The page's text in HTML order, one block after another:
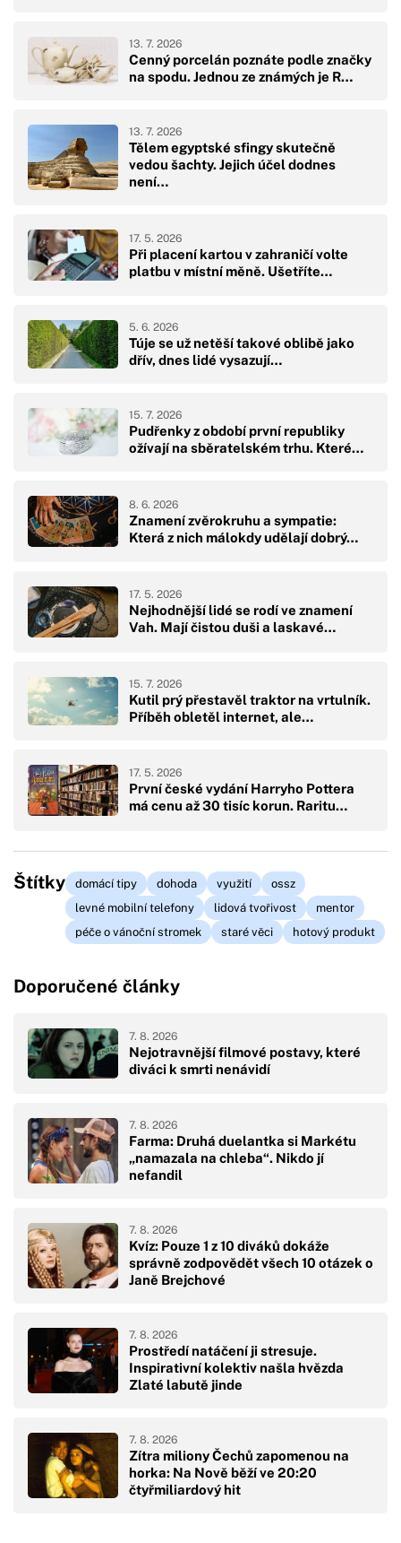
Cenný porcelán poznáte podle značky
na spodu. Jednou ze známých je R…
13. 7. 2026
Tělem egyptské sfingy skutečně
vedou šachty. Jejich účel dodnes
není…
13. 7. 2026
Při placení kartou v zahraničí volte
platbu v místní měně. Ušetříte…
17. 5. 2026
Túje se už netěší takové oblibě jako
dřív, dnes lidé vysazují…
5. 6. 2026
Pudřenky z období první republiky
ožívají na sběratelském trhu. Které…
15. 7. 2026
Znamení zvěrokruhu a sympatie:
Která z nich málokdy udělají dobrý…
8. 6. 2026
Nejhodnější lidé se rodí ve znamení
Vah. Mají čistou duši a laskavé…
17. 5. 2026
Kutil prý přestavěl traktor na vrtulník.
Příběh obletěl internet, ale…
15. 7. 2026
První české vydání Harryho Pottera
má cenu až 30 tisíc korun. Raritu…
17. 5. 2026
Štítky domácí tipy dohoda využití
ossz
levné mobilní telefony
lidová tvořivost
mentor
péče o vánoční stromek
staré věci hotový produkt
Doporučené články
Nejotravnější filmové postavy, které
diváci k smrti nenávidí
7. 8. 2026
Farma: Druhá duelantka si Markétu
„namazala na chleba“. Nikdo jí
nefandil
7. 8. 2026
Kvíz: Pouze 1 z 10 diváků dokáže
správně zodpovědět všech 10 otázek o
Janě Brejchové
7. 8. 2026
Prostředí natáčení ji stresuje.
Inspirativní kolektiv našla hvězda
Zlaté labutě jinde
7. 8. 2026
Zítra miliony Čechů zapomenou na
horka: Na Nově běží ve 20:20
čtyřmiliardový hit
7. 8. 2026